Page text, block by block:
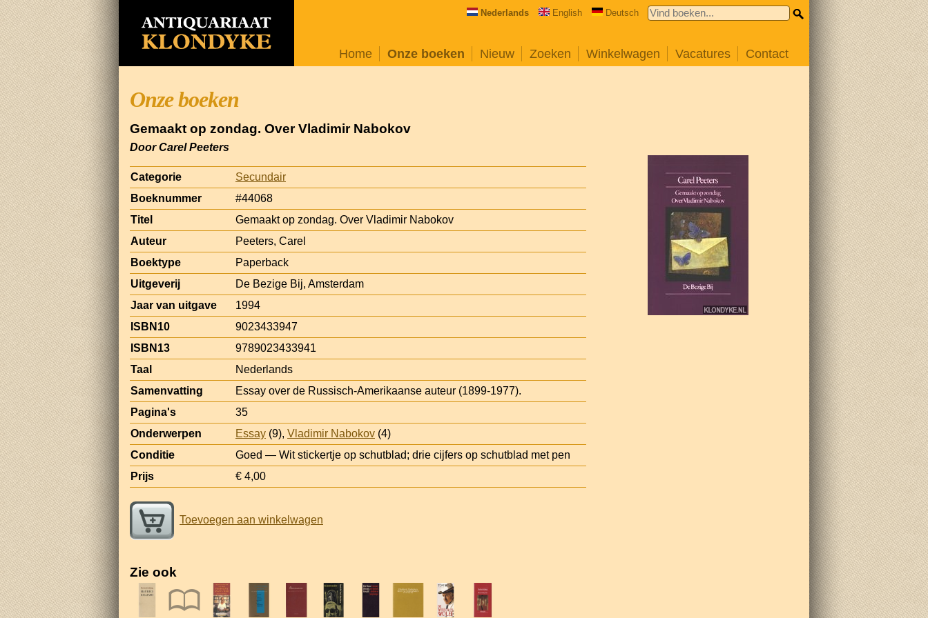
Nederlands English Deutsch
Home Onze boeken Nieuw Zoeken Winkelwagen Vacatures Contact
Onze boeken
Gemaakt op zondag. Over Vladimir Nabokov
Door Carel Peeters
Categorie
Secundair
Boeknummer
#44068
Titel
Gemaakt op zondag. Over Vladimir Nabokov
Auteur
Peeters, Carel
Boektype
Paperback
Uitgeverij
De Bezige Bij, Amsterdam
Jaar van uitgave
1994
ISBN10
9023433947
ISBN13
9789023433941
Taal
Nederlands
Samenvatting
Essay over de Russisch-Amerikaanse auteur (1899-1977).
Pagina's
35
Onderwerpen
Essay (9), Vladimir Nabokov (4)
Conditie
Goed — Wit stickertje op schutblad; drie cijfers op schutblad met pen
Prijs
€ 4,00
Toevoegen aan winkelwagen
Zie ook